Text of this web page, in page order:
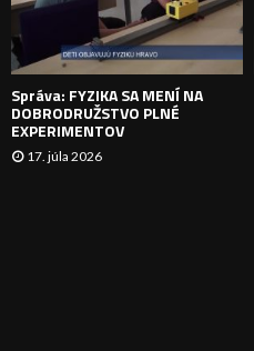
Správa: FYZIKA SA MENÍ NA
DOBRODRUŽSTVO PLNÉ
EXPERIMENTOV
17. júla 2026